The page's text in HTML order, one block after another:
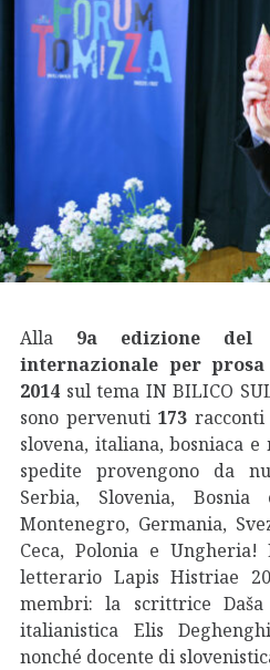
Alla 9a edizione del
internazionale per
2014 sul tema IN BILICO
sono pervenuti 173
slovena, italiana, bosniaca
spedite provengono da
Serbia, Slovenia,
Montenegro, Germania,
Ceca, Polonia e
letterario Lapis Histriae
membri: la scrittrice
italianistica Elis
nonché docente di